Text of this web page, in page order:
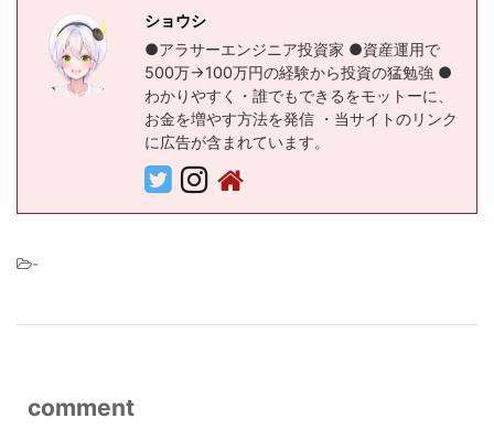
ショウシ
●アラサーエンジニア投資家 ●資産運用で
500万→100万円の経験から投資の猛勉強 ●
わかりやすく・誰でもできるをモットーに、
お金を増やす方法を発信 ・当サイトのリンク
に広告が含まれています。
-
comment